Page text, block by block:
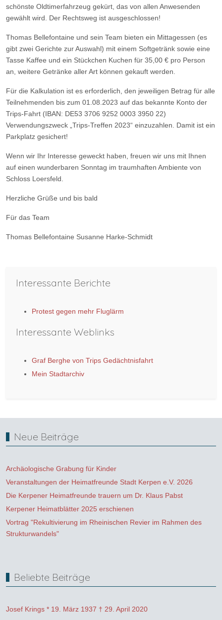
schönste Oldtimerfahrzeug gekürt, das von allen Anwesenden
gewählt wird. Der Rechtsweg ist ausgeschlossen!
Thomas Bellefontaine und sein Team bieten ein Mittagessen (es
gibt zwei Gerichte zur Auswahl) mit einem Softgetränk sowie eine
Tasse Kaffee und ein Stückchen Kuchen für 35,00 € pro Person
an, weitere Getränke aller Art können gekauft werden.
Für die Kalkulation ist es erforderlich, den jeweiligen Betrag für alle
Teilnehmenden bis zum 01.08.2023 auf das bekannte Konto der
Trips-Fahrt (IBAN: DE53 3706 9252 0003 3950 22)
Verwendungszweck „Trips-Treffen 2023“ einzuzahlen. Damit ist ein
Parkplatz gesichert!
Wenn wir Ihr Interesse geweckt haben, freuen wir uns mit Ihnen
auf einen wunderbaren Sonntag im traumhaften Ambiente von
Schloss Loersfeld.
Herzliche Grüße und bis bald
Für das Team
Thomas Bellefontaine Susanne Harke-Schmidt
Interessante Berichte
Protest gegen mehr Fluglärm
Interessante Weblinks
Graf Berghe von Trips Gedächtnisfahrt
Mein Stadtarchiv
Neue Beiträge
Archäologische Grabung für Kinder
Veranstaltungen der Heimatfreunde Stadt Kerpen e.V. 2026
Die Kerpener Heimatfreunde trauern um Dr. Klaus Pabst
Kerpener Heimatblätter 2025 erschienen
Vortrag "Rekultivierung im Rheinischen Revier im Rahmen des
Strukturwandels"
Beliebte Beiträge
Josef Krings * 19. März 1937 † 29. April 2020